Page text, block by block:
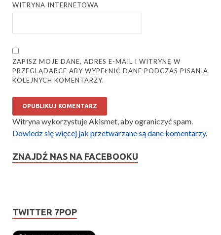
WITRYNA INTERNETOWA
ZAPISZ MOJE DANE, ADRES E-MAIL I WITRYNĘ W
PRZEGLĄDARCE ABY WYPEŁNIĆ DANE PODCZAS PISANIA
KOLEJNYCH KOMENTARZY.
Witryna wykorzystuje Akismet, aby ograniczyć spam.
Dowiedz się więcej jak przetwarzane są dane komentarzy.
ZNAJDŹ NAS NA FACEBOOKU
TWITTER 7POP